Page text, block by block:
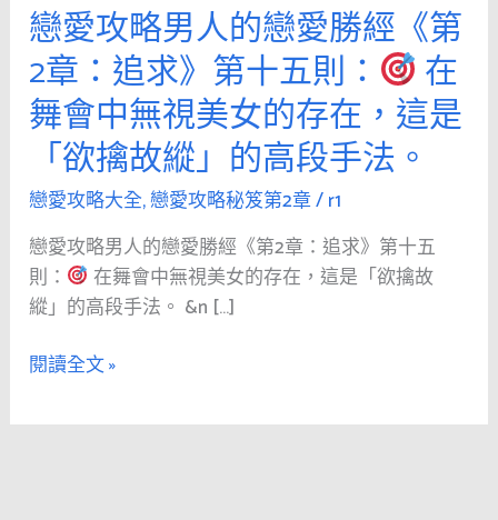
戀愛攻略男人的戀愛勝經《第
2章：追求》第十五則： 在
舞會中無視美女的存在，這是
「欲擒故縱」的高段手法。
戀愛攻略大全,戀愛攻略秘笈第2章/r1
戀愛攻略男人的戀愛勝經《第2章：追求》第十五
則：
在舞會中無視美女的存在，這是「欲擒故
縱」的高段手法。 &n […]
戀
愛
攻
略
男
的
戀
愛
勝
經
《第
2
閱讀全文 »